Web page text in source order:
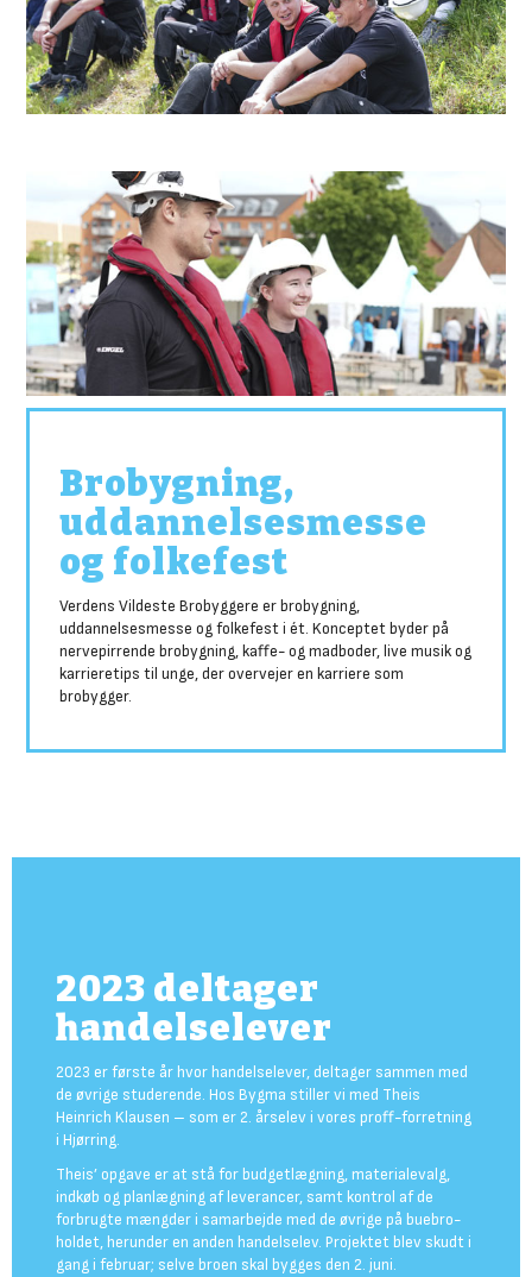
Brobygning,
uddannelsesmesse
og folkefest
Verdens Vildeste Brobyggere er brobygning,
uddannelsesmesse og folkefest i ét. Konceptet byder på
nervepirrende brobygning, kaffe- og madboder, live musik og
karrieretips til unge, der overvejer en karriere som
brobygger.
2023 deltager
handelselever
2023 er første år hvor handelselever, deltager sammen med
de øvrige studerende. Hos Bygma stiller vi med Theis
Heinrich Klausen – som er 2. årselev i vores proff-forretning
i Hjørring.
Theis’ opgave er at stå for budgetlægning, materialevalg,
indkøb og planlægning af leverancer, samt kontrol af de
forbrugte mængder i samarbejde med de øvrige på buebro-
holdet, herunder en anden handelselev. Projektet blev skudt i
gang i februar; selve broen skal bygges den 2. juni.